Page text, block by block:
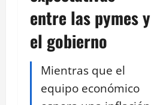
entre las pymes y
el gobierno
Mientras que el
equipo económico